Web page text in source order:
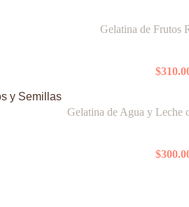
Gelatina de Frutos
$
Gelatina de Agua y Leche
$